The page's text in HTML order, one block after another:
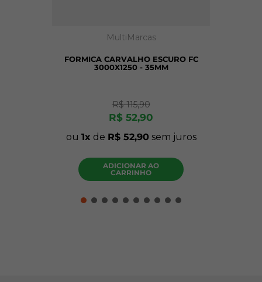
MultiMarcas
FORMICA CARVALHO ESCURO FC
3000X1250 - 35MM
R$ 115,90
R$ 52,90
ou 1 de R$ 52,90 sem juros
ADICIONAR AO
CARRINHO